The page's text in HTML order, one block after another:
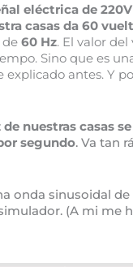
eléctrica de
casas da 60
de 60 Hz. El valor
Sino que es
explicado antes. Y
de nuestras casas
segundo. Va tan
onda sinusoidal de
(A mi me